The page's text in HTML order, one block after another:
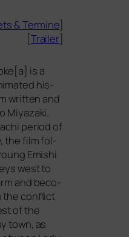
&Termine]
[Trailer]
is a
his­
writ­ten and
Miyazaki.
peri­od of
the film fol­
Emishi
west to
and beco­
the con­flict
of the
town, as